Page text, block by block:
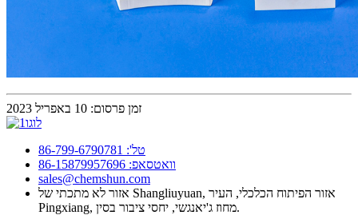
זמן פרסום: 10 באפריל 2023
טל': 86-799-6790781
וואטסאפ: 86-15879957696
sales@chemshun.com
אזור לא מתכתי של Shangliuyuan, אזור הפיתוח הכלכלי, העיר
Pingxiang, מחוז ג'יאנגשי, יחסי ציבור בסין.